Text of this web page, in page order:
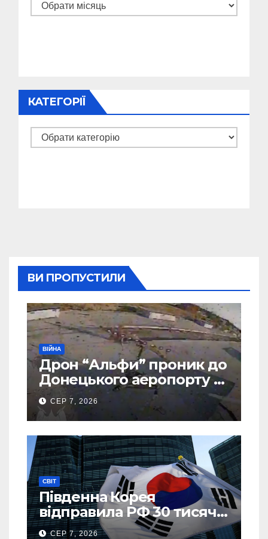
Архіви
КАТЕГОРІЇ
Категорії
ВИ ПРОПУСТИЛИ
ВІЙНА
Дрон “Альфи” проник до
Донецького аеропорту та
спалив “Шахед” ще до
запуску
СЕР 7, 2026
СВІТ
Південна Корея
відправила РФ 30 тисяч
тонн авіапалива
СЕР 7, 2026